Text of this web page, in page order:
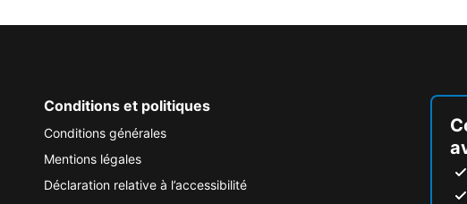
Conditions et politiques
Conditions générales
Mentions légales
Déclaration relative à l’accessibilité